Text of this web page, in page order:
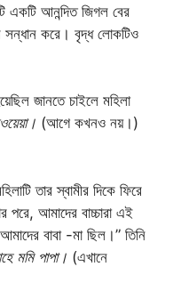
একটি আনন্দিত জিগল বের
সন্ধান করে। বৃদ্ধ লোকটিও
জানতে চাইলে মহিলা
(আগে কখনও নয়।)
তার স্বামীর দিকে ফিরে
আমাদের বাচ্চারা এই
বাবা -মা ছিল।” তিনি
মমি পাপা। (এখানে